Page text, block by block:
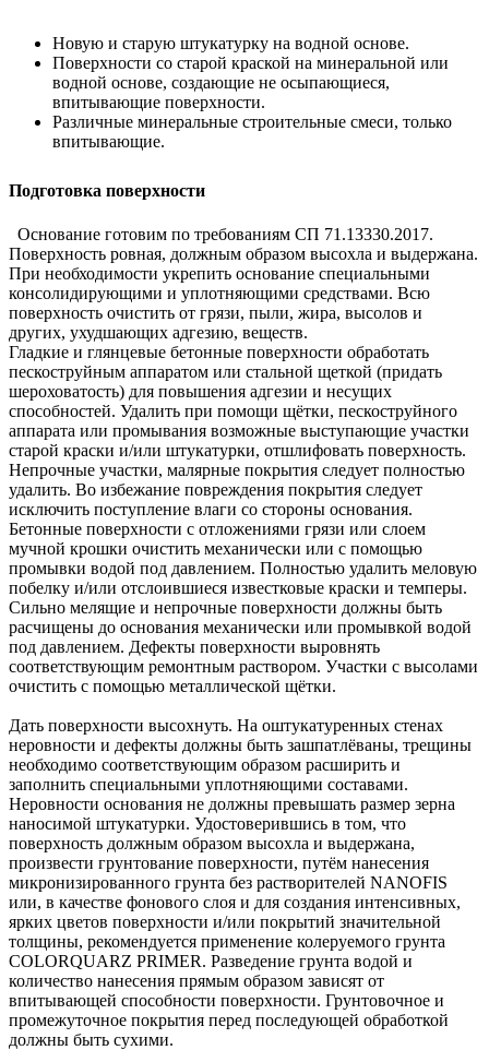
Новую и старую штукатурку на водной основе.
Поверхности со старой краской на минеральной или
водной основе, создающие не осыпающиеся,
впитывающие поверхности.
Различные минеральные строительные смеси, только
впитывающие.
Подготовка поверхности
Основание готовим по требованиям СП 71.13330.2017.
Поверхность ровная, должным образом высохла и выдержана.
При необходимости укрепить основание специальными
консолидирующими и уплотняющими средствами. Всю
поверхность очистить от грязи, пыли, жира, высолов и
других, ухудшающих адгезию, веществ.
Гладкие и глянцевые бетонные поверхности обработать
пескоструйным аппаратом или стальной щеткой (придать
шероховатость) для повышения адгезии и несущих
способностей. Удалить при помощи щётки, пескоструйного
аппарата или промывания возможные выступающие участки
старой краски и/или штукатурки, отшлифовать поверхность.
Непрочные участки, малярные покрытия следует полностью
удалить. Во избежание повреждения покрытия следует
исключить поступление влаги со стороны основания.
Бетонные поверхности с отложениями грязи или слоем
мучной крошки очистить механически или с помощью
промывки водой под давлением. Полностью удалить меловую
побелку и/или отслоившиеся известковые краски и темперы.
Сильно мелящие и непрочные поверхности должны быть
расчищены до основания механически или промывкой водой
под давлением. Дефекты поверхности выровнять
соответствующим ремонтным раствором. Участки с высолами
очистить с помощью металлической щётки.
Дать поверхности высохнуть. На оштукатуренных стенах
неровности и дефекты должны быть зашпатлёваны, трещины
необходимо соответствующим образом расширить и
заполнить специальными уплотняющими составами.
Неровности основания не должны превышать размер зерна
наносимой штукатурки. Удостоверившись в том, что
поверхность должным образом высохла и выдержана,
произвести грунтование поверхности, путём нанесения
микронизированного грунта без растворителей NANOFIS
или, в качестве фонового слоя и для создания интенсивных,
ярких цветов поверхности и/или покрытий значительной
толщины, рекомендуется применение колеруемого грунта
COLORQUARZ PRIMER. Разведение грунта водой и
количество нанесения прямым образом зависят от
впитывающей способности поверхности. Грунтовочное и
промежуточное покрытия перед последующей обработкой
должны быть сухими.